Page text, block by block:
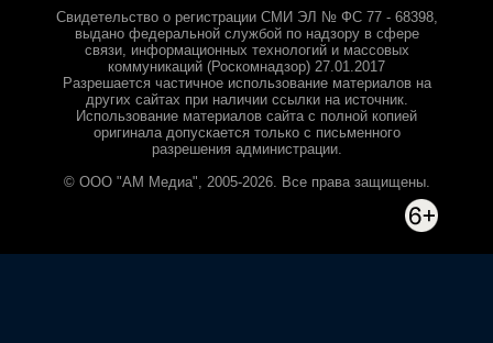
Свидетельство о регистрации СМИ ЭЛ № ФС 77 - 68398,
выдано федеральной службой по надзору в сфере
связи, информационных технологий и массовых
коммуникаций (Роскомнадзор) 27.01.2017
Разрешается частичное использование материалов на
других сайтах при наличии ссылки на источник.
Использование материалов сайта с полной копией
оригинала допускается только с письменного
разрешения администрации.
© ООО "АМ Медиа", 2005-2026. Все права защищены.